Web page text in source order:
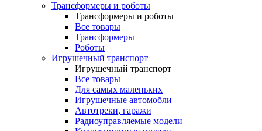
Трансформеры и роботы
Трансформеры и роботы
Все товары
Трансформеры
Роботы
Игрушечный транспорт
Игрушечный транспорт
Все товары
Для самых маленьких
Игрушечные автомобли
Автотреки, гаражи
Радиоуправляемые модели